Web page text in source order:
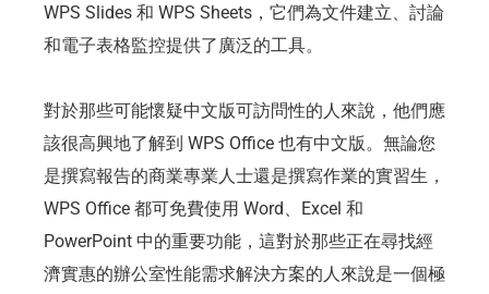
WPS Slides 和 WPS Sheets，它們為文件建立、討論
和電子表格監控提供了廣泛的工具。
對於那些可能懷疑中文版可訪問性的人來說，他們應
該很高興地了解到 WPS Office 也有中文版。無論您
是撰寫報告的商業專業人士還是撰寫作業的實習生，
WPS Office 都可免費使用 Word、Excel 和
PowerPoint 中的重要功能，這對於那些正在尋找經
濟實惠的辦公室性能需求解決方案的人來說是一個極